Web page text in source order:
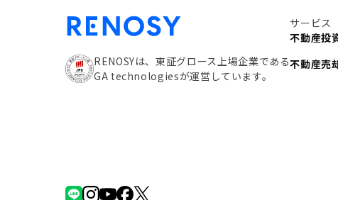
RENOSYは、東証グロース上場企業である
GA technologiesが運営しています。
サービス
不動産投
不動産売